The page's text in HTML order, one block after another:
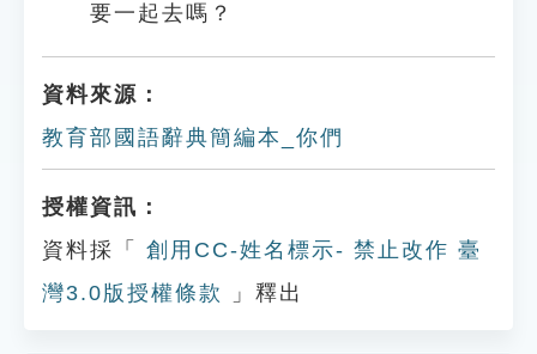
要一起去嗎？
資料來源：
教育部國語辭典簡編本_你們
授權資訊：
資料採「
創用CC-姓名標示- 禁止改作 臺
灣3.0版授權條款
」釋出